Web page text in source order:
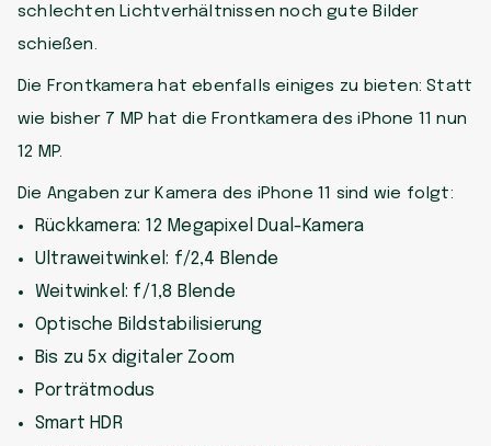
schlechten Lichtverhältnissen noch gute Bilder
schießen.
Die Frontkamera hat ebenfalls einiges zu bieten: Statt
wie bisher 7 MP hat die Frontkamera des iPhone 11 nun
12 MP.
Die Angaben zur Kamera des iPhone 11 sind wie folgt:
Rückkamera: 12 Megapixel Dual-Kamera
Ultraweitwinkel: f/2,4 Blende
Weitwinkel: f/1,8 Blende
Optische Bildstabilisierung
Bis zu 5x digitaler Zoom
Porträtmodus
Smart HDR